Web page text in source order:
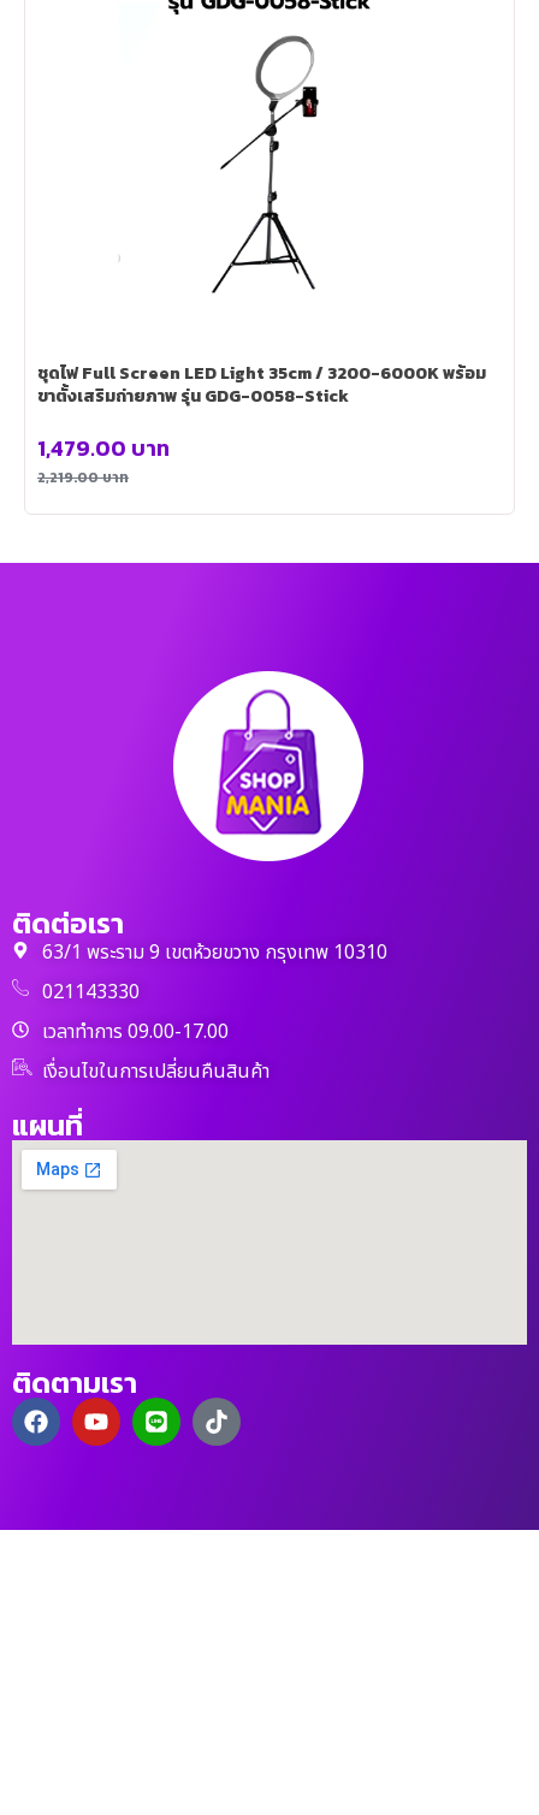
ชุดไฟ Full Screen LED Light 35cm / 3200-6000K พร้อม
ขาตั้งเสริมถ่ายภาพ รุ่น GDG-0058-Stick
2,219.00บาท
1,479.00 บาท
ติดต่อเรา
63/1 พระราม 9 เขตห้วยขวาง กรุงเทพ 10310
021143330
เวลาทำการ 09.00-17.00
เงื่อนไขในการเปลี่ยนคืนสินค้า
แผนที่
ติดตามเรา